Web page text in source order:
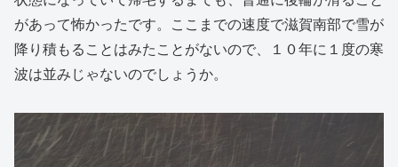
があって怖かったです。ここまでの速度で滋賀南部で雪が
降り積もることはみたことがないので、１０年に１度の寒
波は並みじゃないのでしょうか。